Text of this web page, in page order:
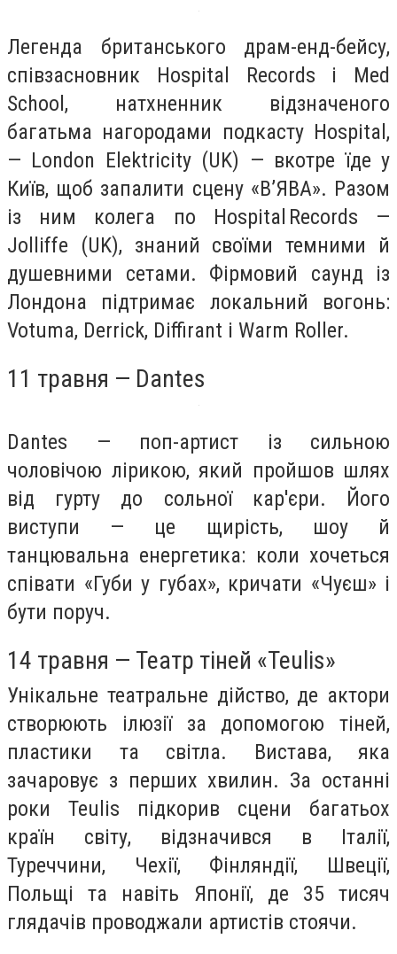
Легенда британського драм-енд-бейсу,
співзасновник Hospital Records і Med
School, натхненник відзначеного
багатьма нагородами подкасту Hospital,
— London Elektricity (UK) — вкотре їде у
Київ, щоб запалити сцену «В’ЯВА». Разом
із ним колега по Hospital Records —
Jolliffe (UK), знаний своїми темними й
душевними сетами. Фірмовий саунд із
Лондона підтримає локальний вогонь:
Votuma, Derrick, Diffirant і Warm Roller.
11 травня — Dantes
Dantes — поп-артист із сильною
чоловічою лірикою, який пройшов шлях
від гурту до сольної кар'єри. Його
виступи — це щирість, шоу й
танцювальна енергетика: коли хочеться
співати «Губи у губах», кричати «Чуєш» і
бути поруч.
14 травня — Театр тіней «Teulis»
Унікальне театральне дійство, де актори
створюють ілюзії за допомогою тіней,
пластики та світла. Вистава, яка
зачаровує з перших хвилин. За останні
роки Teulis підкорив сцени багатьох
країн світу, відзначився в Італії,
Туреччини, Чехії, Фінляндії, Швеції,
Польщі та навіть Японії, де 35 тисяч
глядачів проводжали артистів стоячи.